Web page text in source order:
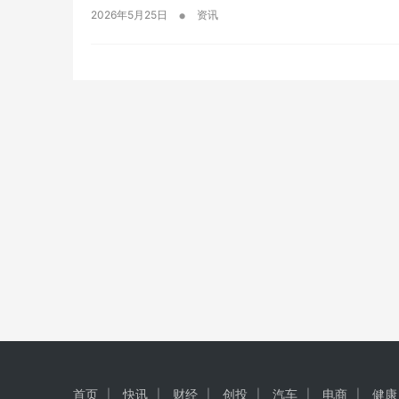
2026年5月25日 • 资讯
首页 快讯 财经 创投 汽车 电商 健康